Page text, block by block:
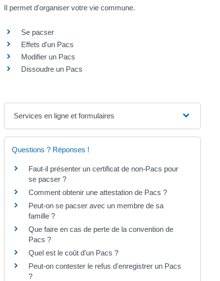
Il permet d'organiser votre vie commune.
Se pacser
Effets d'un Pacs
Modifier un Pacs
Dissoudre un Pacs
Services en ligne et formulaires
Questions ? Réponses !
Faut-il présenter un certificat de non-Pacs pour
se pacser ?
Comment obtenir une attestation de Pacs ?
Peut-on se pacser avec un membre de sa
famille ?
Que faire en cas de perte de la convention de
Pacs ?
Quel est le coût d'un Pacs ?
Peut-on contester le refus d'enregistrer un Pacs
?